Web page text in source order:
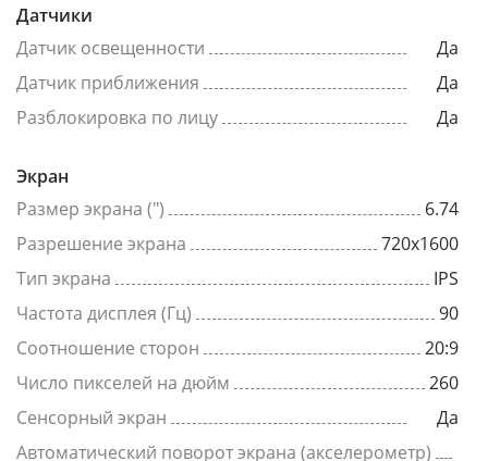
Датчики
Датчик освещенности
Да
Датчик приближения
Да
Разблокировка по лицу
Да
Экран
Размер экрана (")
6.74
Разрешение экрана
720x1600
Тип экрана
IPS
Частота дисплея (Гц)
90
Соотношение сторон
20:9
Число пикселей на дюйм
260
Сенсорный экран
Да
Автоматический поворот экрана (акселерометр)